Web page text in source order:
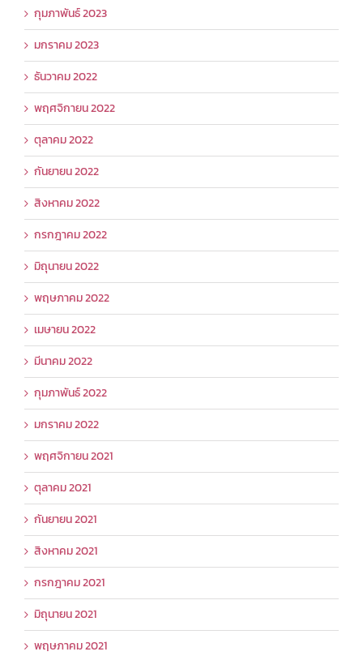
กุมภาพันธ์ 2023
มกราคม 2023
ธันวาคม 2022
พฤศจิกายน 2022
ตุลาคม 2022
กันยายน 2022
สิงหาคม 2022
กรกฎาคม 2022
มิถุนายน 2022
พฤษภาคม 2022
เมษายน 2022
มีนาคม 2022
กุมภาพันธ์ 2022
มกราคม 2022
พฤศจิกายน 2021
ตุลาคม 2021
กันยายน 2021
สิงหาคม 2021
กรกฎาคม 2021
มิถุนายน 2021
พฤษภาคม 2021